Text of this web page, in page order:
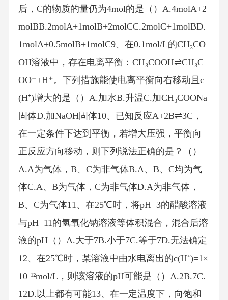
后，C的物质的量仍为4mol的是（）A.4molA+2
molBB.2molA+1molB+2molCC.2molC+1molBD.
1molA+0.5molB+1molC9、在0.1mol/L的CH₃CO
OH溶液中，存在电离平衡：CH₃COOH⇌CH₃C
OO⁻+H⁺。下列措施能使电离平衡向右移动且c
(H⁺)增大的是（）A.加水B.升温C.加CH₃COONa
固体D.加NaOH固体10、已知反应A+2B⇌3C，
在一定条件下达到平衡，若增大压强，平衡向
正反应方向移动，则下列说法正确的是？（）
A.A为气体，B、C为非气体B.A、B、C均为气
体C.A、B为气体，C为非气体D.A为非气体，
B、C为气体11、在25℃时，将pH=3的醋酸溶液
与pH=11的氢氧化钠溶液等体积混合，混合后溶
液的pH（）A.大于7B.小于7C.等于7D.无法确定
12、在25℃时，某溶液中由水电离出的c(H⁺)=1×
10⁻¹²mol/L，则该溶液的pH可能是（）A.2B.7C.
12D.以上都有可能13、在一定温度下，向饱和